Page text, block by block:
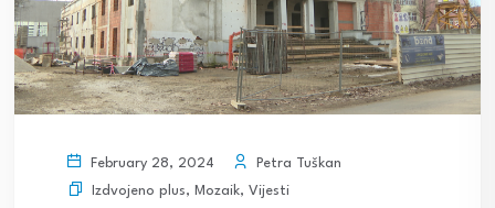
February 28, 2024
Petra Tuškan
Izdvojeno plus, Mozaik, Vijesti